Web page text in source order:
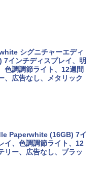
ストレージ、1080p Fac
護 15.6 16インチ パソコ
Lavie ASUS HP dyna
応
ンチ 16GBメモリ 512GB
Core 5
イテムを含む】 【オンラ
ド】 ロブロックス | オン
ド】 ロブロックス |オン
心者 素人 でも安心 使い
ング入門シリーズ
辞典: 思い通りの絵を引き
シグニチャーエディ
7インチディスプレイ、明
色調調節ライト、12週間
、広告なし、メタリック
Paperwhite (16GB) 7イ
イ、色調調節ライト、12
リー、広告なし、ブラッ